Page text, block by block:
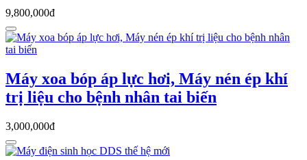
9,800,000đ
Máy xoa bóp áp lực hơi, Máy nén ép khí
trị liệu cho bệnh nhân tai biến
3,000,000đ